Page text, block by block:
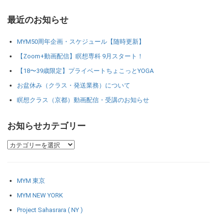
最近のお知らせ
MYM50周年企画・スケジュール【随時更新】
【Zoom+動画配信】瞑想専科 9月スタート！
【18〜39歳限定】プライベートちょこっとYOGA
お盆休み（クラス・発送業務）について
瞑想クラス（京都）動画配信・受講のお知らせ
お知らせカテゴリー
MYM 東京
MYM NEW YORK
Project Sahasrara ( NY )